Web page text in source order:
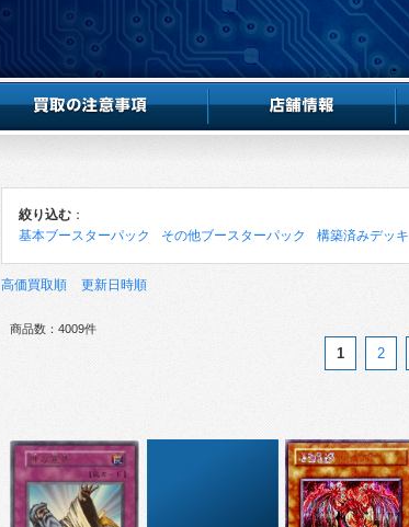
絞り込む ：
基本ブースターパック
その他ブースターパック 構築済みデッキ
高価買取順 更新日時順
商品数：4009件
1 2